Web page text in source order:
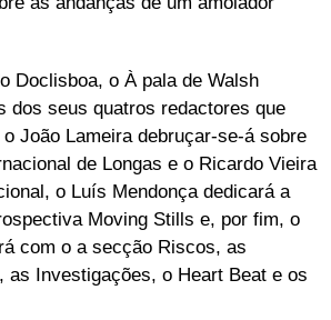
Doclisboa, o À pala de Walsh
dos seus quatros redactores que
João Lameira debruçar-se-á sobre
de Longas e o Ricardo Vieira
o Luís Mendonça dedicará a
Moving Stills e, por fim, o
com o a secção Riscos, as
as Investigações, o Heart Beat e os